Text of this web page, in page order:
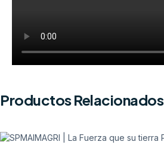
Productos Relacionados